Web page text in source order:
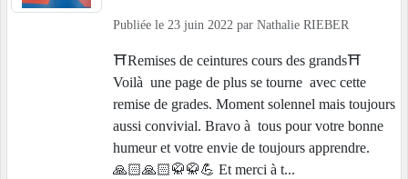
Publiée le 23 juin 2022 par Nathalie RIEBER
⛩️Remises de ceintures cours des grands⛩️
Voilà une page de plus se tourne avec cette
remise de grades. Moment solennel mais toujours
aussi convivial. Bravo à tous pour votre bonne
humeur et votre envie de toujours apprendre.
🙏🏻🙏🏻🥋🥋💪 Et merci à t...